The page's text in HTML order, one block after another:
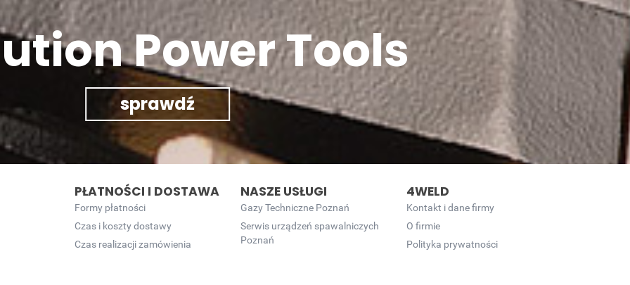
Power Tools
sprawdź
PŁATNOŚCI I DOSTAWA
Formy płatności
Czas i koszty dostawy
Czas realizacji zamówienia
NASZE USŁUGI
Gazy Techniczne Poznań
Serwis urządzeń spawalniczych
Poznań
4WELD
Kontakt i dane firmy
O firmie
Polityka prywatności